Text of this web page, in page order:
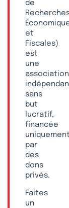
de
et
Fiscales)
est
une
association
sans
but
lucratif,
financée
uniquement
par
des
dons
privés.
Faites
un